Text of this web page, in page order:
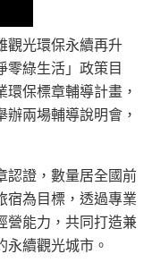
觀光環保永續再升
零綠生活」政策目
保標章輔導計畫，
兩場輔導說明會，
認證，數量居全國前
宿為目標，透過專業
營能力，共同打造兼
續觀光城市。